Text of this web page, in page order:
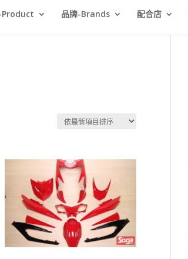
Product 品牌-Brands 配合店